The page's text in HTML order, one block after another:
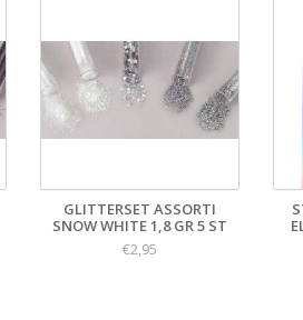
GLITTERSET ASSORTI
SNOW WHITE 1,8 GR 5 ST
€2,95